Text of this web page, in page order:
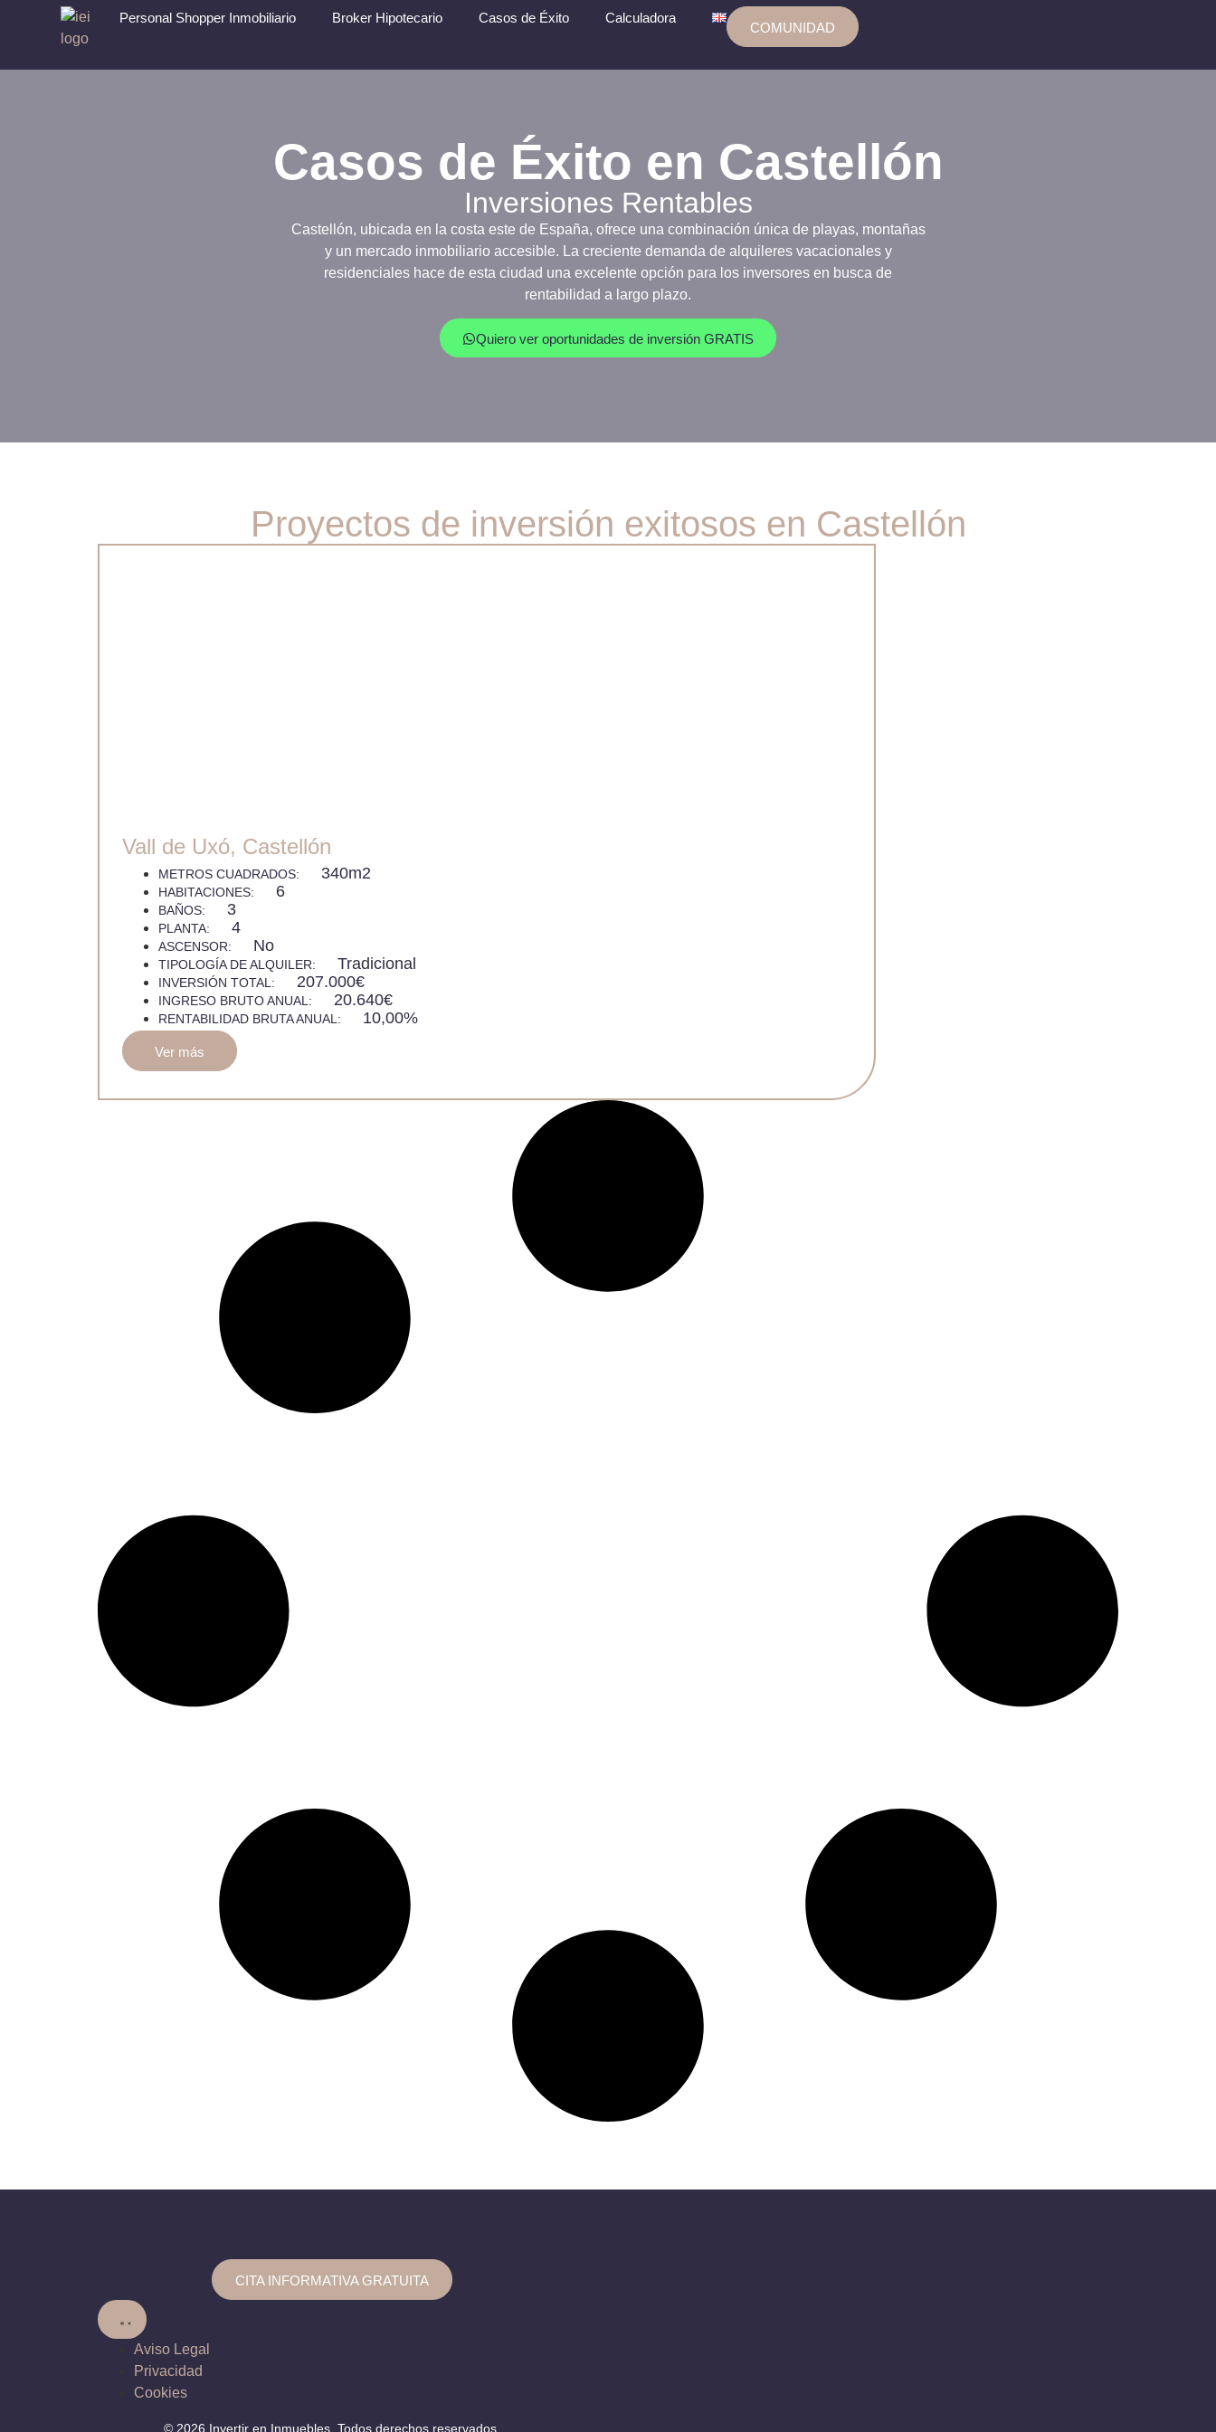
Personal Shopper Inmobiliario Broker Hipotecario Casos de Éxito Calculadora
COMUNIDAD
Casos de Éxito en Castellón
Inversiones Rentables
Castellón, ubicada en la costa este de España, ofrece una combinación única de playas, montañas
y un mercado inmobiliario accesible. La creciente demanda de alquileres vacacionales y
residenciales hace de esta ciudad una excelente opción para los inversores en busca de
rentabilidad a largo plazo.
Quiero ver oportunidades de inversión GRATIS
Proyectos de inversión exitosos en Castellón
Vall de Uxó, Castellón
METROS CUADRADOS: 340m2
HABITACIONES: 6
BAÑOS: 3
PLANTA: 4
ASCENSOR: No
TIPOLOGÍA DE ALQUILER: Tradicional
INVERSIÓN TOTAL: 207.000€
INGRESO BRUTO ANUAL: 20.640€
RENTABILIDAD BRUTA ANUAL: 10,00%
Ver más
CITA INFORMATIVA GRATUITA
Aviso Legal
Privacidad
Cookies
© 2026 Invertir en Inmuebles. Todos derechos reservados.